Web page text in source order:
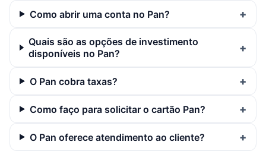
Como abrir uma conta no Pan?
Quais são as opções de investimento
disponíveis no Pan?
O Pan cobra taxas?
Como faço para solicitar o cartão Pan?
O Pan oferece atendimento ao cliente?